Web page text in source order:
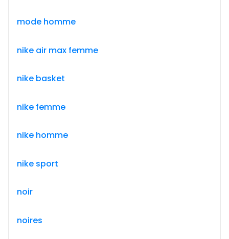
mode homme
nike air max femme
nike basket
nike femme
nike homme
nike sport
noir
noires